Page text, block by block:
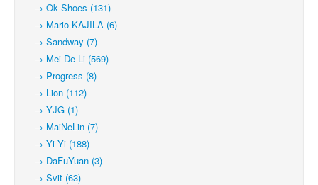
→ Ok Shoes (131)
→ Mario-KAJILA (6)
→ Sandway (7)
→ Mei De Li (569)
→ Progress (8)
→ Lion (112)
→ YJG (1)
→ MaiNeLin (7)
→ Yi Yi (188)
→ DaFuYuan (3)
→ Svit (63)